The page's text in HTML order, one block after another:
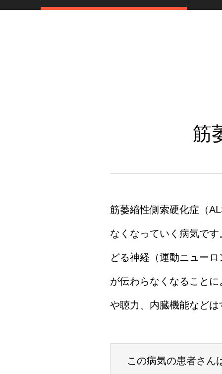
筋
筋萎縮性側索硬化症（
なくなっていく病気で
どる神経（運動ニュー
が伝わらなくなること
や聴力、内臓機能など
この病気の患者さん